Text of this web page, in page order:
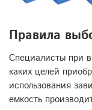
Правила
Специалисты при
каких целей
использования
емкость